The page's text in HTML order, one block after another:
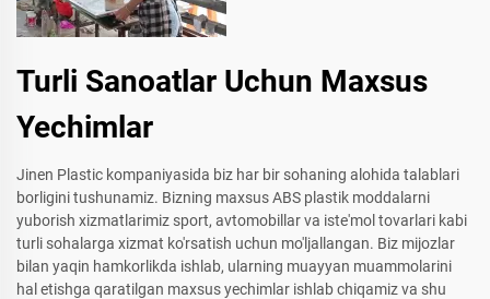
Turli Sanoatlar Uchun Maxsus
Yechimlar
Jinen Plastic kompaniyasida biz har bir sohaning alohida talablari
borligini tushunamiz. Bizning maxsus ABS plastik moddalarni
yuborish xizmatlarimiz sport, avtomobillar va iste'mol tovarlari kabi
turli sohalarga xizmat ko'rsatish uchun mo'ljallangan. Biz mijozlar
bilan yaqin hamkorlikda ishlab, ularning muayyan muammolarini
hal etishga qaratilgan maxsus yechimlar ishlab chiqamiz va shu